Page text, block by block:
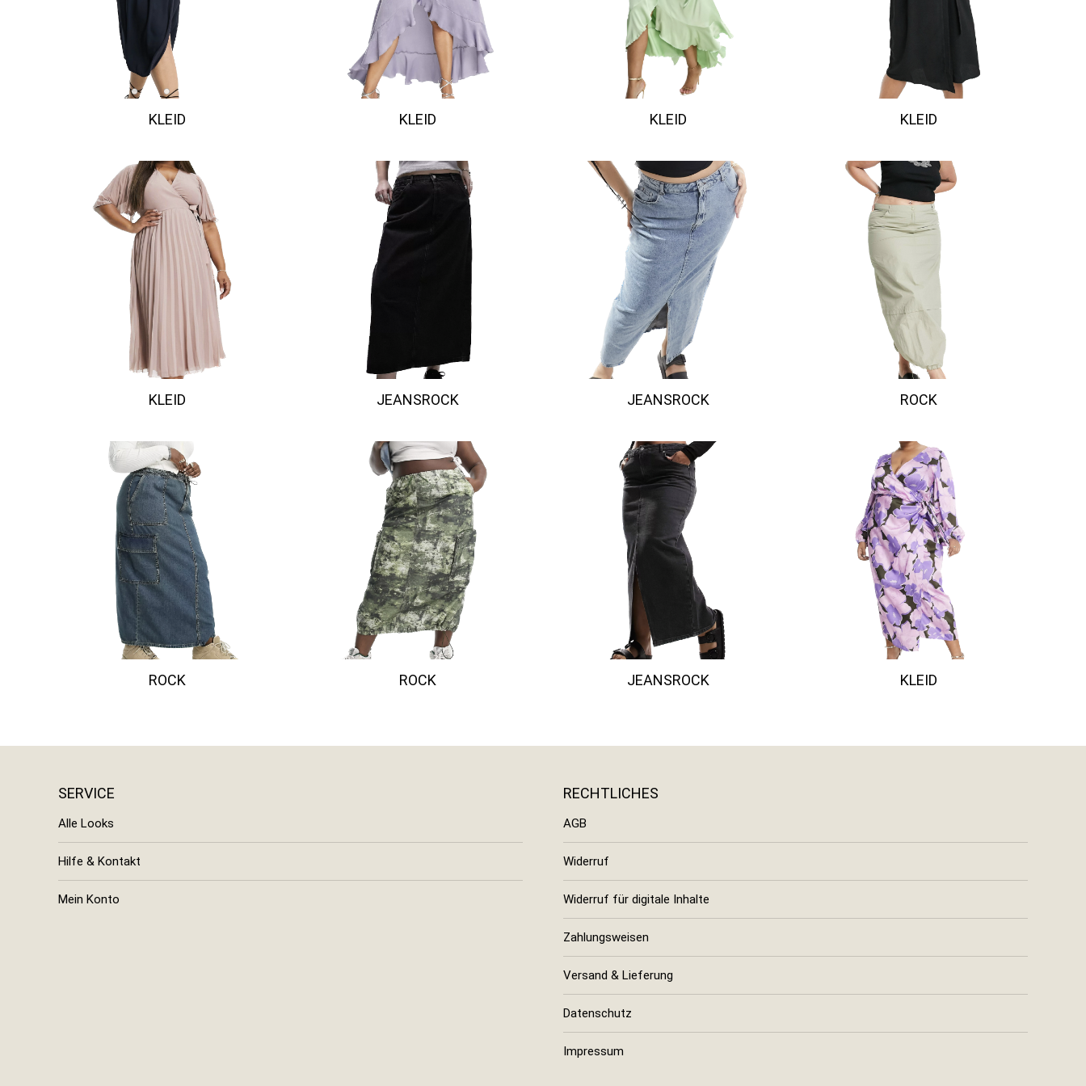
KLEID KLEID KLEID KLEID
KLEID JEANSROCK JEANSROCK ROCK
ROCK ROCK JEANSROCK KLEID
SERVICE
Alle Looks
Hilfe & Kontakt
Mein Konto
RECHTLICHES
AGB
Widerruf
Widerruf für digitale Inhalte
Zahlungsweisen
Versand & Lieferung
Datenschutz
Impressum